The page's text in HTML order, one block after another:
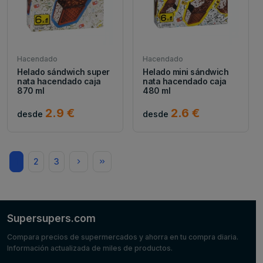
Hacendado
Helado sándwich super
nata hacendado caja
870 ml
desde 2.9 €
Hacendado
Helado mini sándwich
nata hacendado caja
480 ml
desde 2.6 €
2 3
Supersupers.com
Compara precios de supermercados y ahorra en tu compra diaria.
Información actualizada de miles de productos.